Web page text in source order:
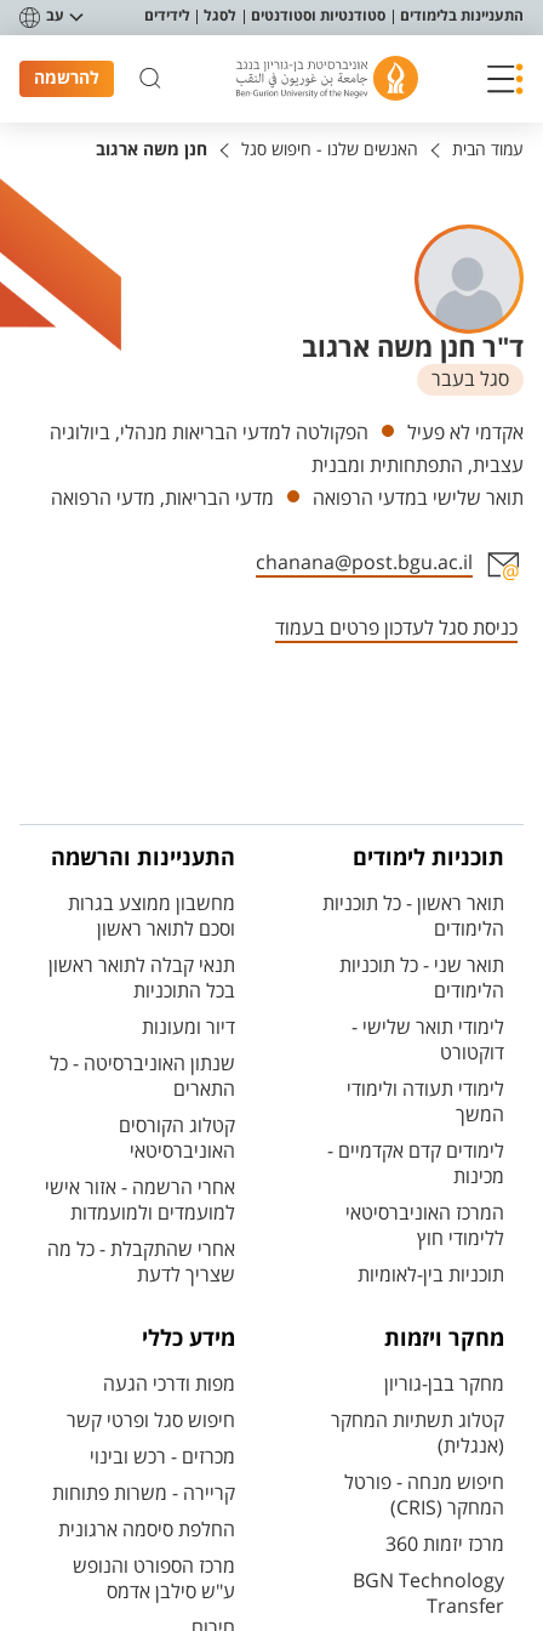
תפריט נגישות
התעניינות בלימודים סטודנטיות וסטודנטים לסגל לידידים עב
להרשמה
עמוד הבית האנשים שלנו - חיפוש סגל חנן משה ארגוב
ד"ר חנן משה ארגוב
סגל בעבר
יחידות
אקדמי לא פעיל
הפקולטה למדעי הבריאות מנהלי, ביולוגיה
עצבית, התפתחותית ומבנית
תואר שלישי במדעי הרפואה
מדעי הבריאות, מדעי הרפואה
chanana@post.bgu.ac.il
כניסת סגל לעדכון פרטים בעמוד
תוכניות לימודים
תואר ראשון - כל תוכניות
הלימודים
תואר שני - כל תוכניות
הלימודים
לימודי תואר שלישי -
דוקטורט
לימודי תעודה ולימודי
המשך
לימודים קדם אקדמיים -
מכינות
המרכז האוניברסיטאי
ללימודי חוץ
תוכניות בין-לאומיות
התעניינות והרשמה
מחשבון ממוצע בגרות
וסכם לתואר ראשון
תנאי קבלה לתואר ראשון
בכל התוכניות
דיור ומעונות
שנתון האוניברסיטה - כל
התארים
קטלוג הקורסים
האוניברסיטאי
אחרי הרשמה - אזור אישי
למועמדים ולמועמדות
אחרי שהתקבלת - כל מה
שצריך לדעת
מחקר ויזמות
מחקר בבן-גוריון
קטלוג תשתיות המחקר
(אנגלית)
חיפוש מנחה - פורטל
המחקר (CRIS)
מרכז יזמות 360
BGN Technology
Transfer
מידע כללי
מפות ודרכי הגעה
חיפוש סגל ופרטי קשר
מכרזים - רכש ובינוי
קריירה - משרות פתוחות
החלפת סיסמה ארגונית
מרכז הספורט והנופש
ע"ש סילבן אדמס